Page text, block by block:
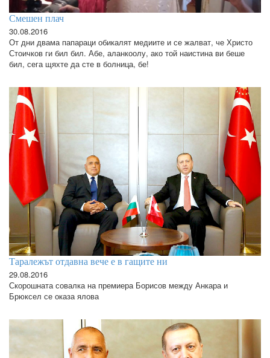
Смешен плач
30.08.2016
От дни двама папараци обикалят медиите и се жалват, че Христо
Стоичков ги бил бил. Абе, аланкоолу, ако той наистина ви беше
бил, сега щяхте да сте в болница, бе!
Таралежът отдавна вече е в гащите ни
29.08.2016
Скорошната совалка на премиера Борисов между Анкара и
Брюксел се оказа ялова